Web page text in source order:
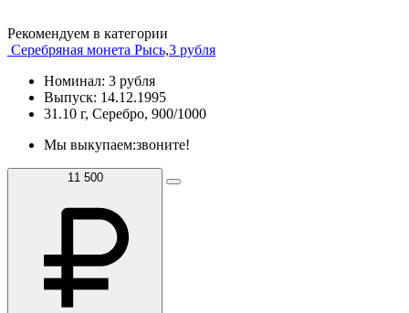
Рекомендуем в категории
Серебряная монета Рысь,3 рубля
Номинал: 3 рубля
Выпуск: 14.12.1995
31.10 г, Серебро, 900/1000
Мы выкупаем:звоните!
11 500